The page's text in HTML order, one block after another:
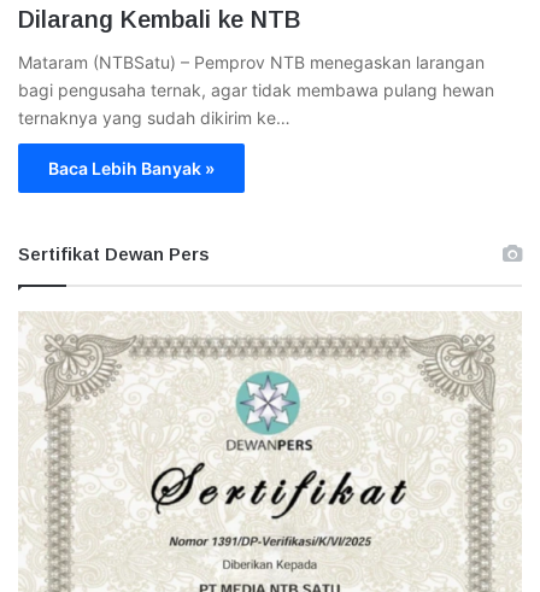
Dilarang Kembali ke NTB
Mataram (NTBSatu) – Pemprov NTB menegaskan larangan
bagi pengusaha ternak, agar tidak membawa pulang hewan
ternaknya yang sudah dikirim ke…
Baca Lebih Banyak »
Sertifikat Dewan Pers